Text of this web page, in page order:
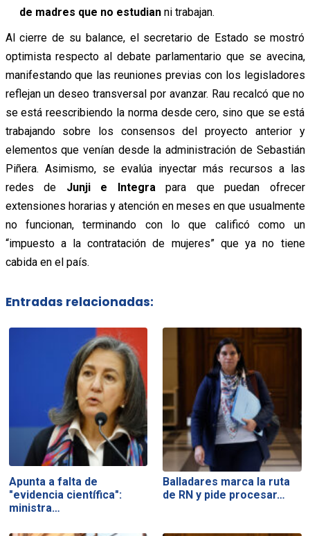
de madres que no estudianni trabajan.
Al cierre de su balance, el secretario de Estado se mostró
optimista respecto al debate parlamentario que se avecina,
manifestando que las reuniones previas con los legisladores
reflejan un deseo transversal por avanzar. Rau recalcó que no
se está reescribiendo la norma desde cero, sino que se está
trabajando sobre los consensos del proyecto anterior y
elementos que venían desde la administración de Sebastián
Piñera. Asimismo, se evalúa inyectar más recursos a las
redes de Junji e Integra para que puedan ofrecer
extensiones horarias y atención en meses en que usualmente
no funcionan, terminando con lo que calificó como un
“impuesto a la contratación de mujeres” que ya no tiene
cabida en el país.
Entradas relacionadas:
Apunta a falta de
"evidencia científica":
ministra…
Balladares marca la ruta
de RN y pide procesar…